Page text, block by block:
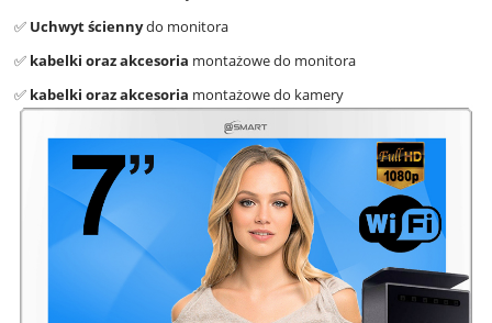
✅ Uchwyt ściennydo monitora
✅ kabelki oraz akcesoria montażowe do monitora
✅ kabelki oraz akcesoria montażowe do kamery